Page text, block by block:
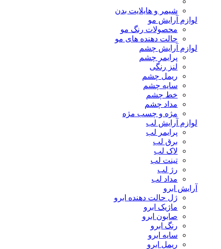
شیمر و هایلایت بدن
لوازم آرایش مو
محصولات رنگ مو
حالت دهنده های مو
لوازم آرایش چشم
پرایمر چشم
لنز رنگی
ریمل چشم
سایه چشم
خط چشم
مداد چشم
مژه و چسب مژه
لوازم آرایش لب
پرایمر لب
برق لب
لاک لب
تینت لب
رژ لب
مداد لب
آرایش ابرو
ژل حالت دهنده ابرو
ماژیک ابرو
صابون ابرو
رنگ ابرو
سایه ابرو
ریمل ابرو